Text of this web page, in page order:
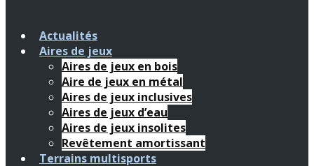
Actualités
Aires de jeux
Aires de jeux en bois
Aire de jeux en métal
Aires de jeux inclusives
Aires de jeux d’eau
Aires de jeux insolites
Revêtement amortissant
Terrains multisports